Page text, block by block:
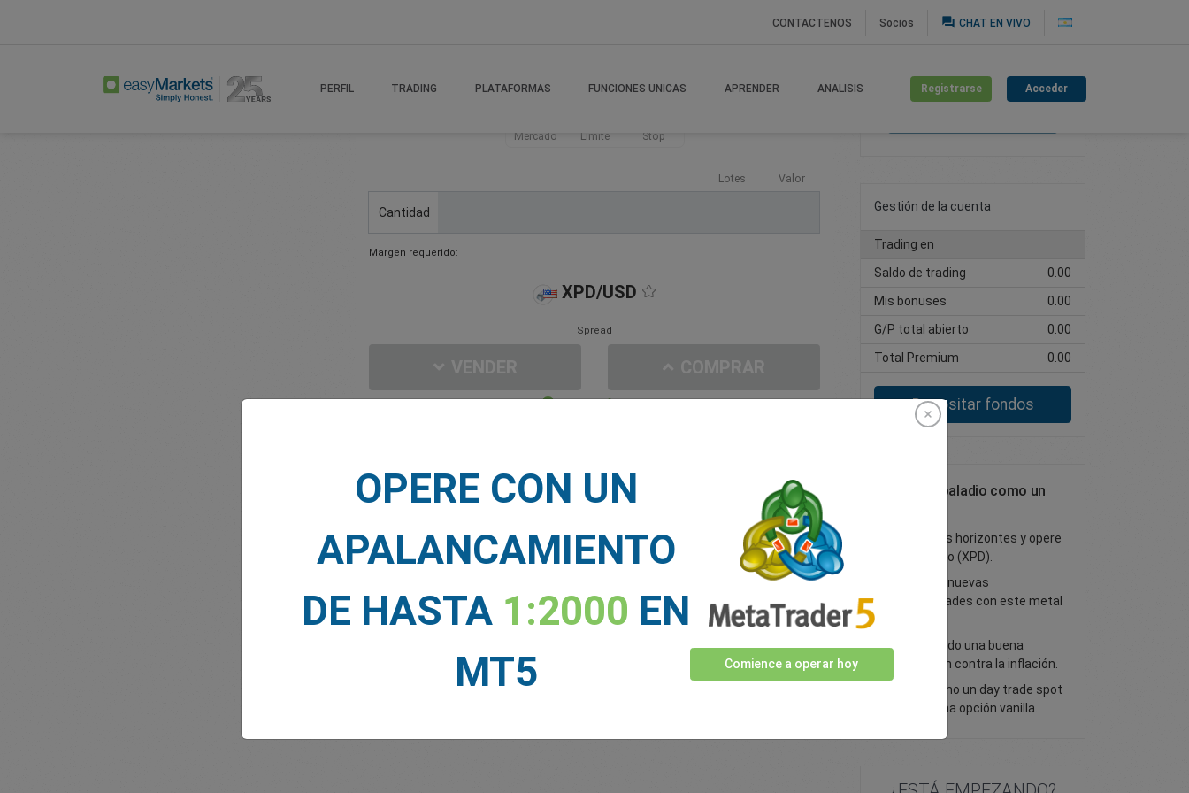
CONTACTENOS Socios question_answer CHAT EN VIVO
PERFIL TRADING PLATAFORMAS FUNCIONES UNICAS APRENDER ANALISIS Registrarse Acceder
Mercado Límite Stop
Lotes Valor
Cantidad
Margen requerido:
XPD/USD
Spread
Cree una cuenta de
Gestión de la cuenta
Trading en
Saldo de trading
0.00
Mis bonuses
0.00
G/P total abierto
0.00
Total Premium
0.00
Depositar fondos
Opera con paladio como un
Amplíe sus horizontes y opere
con paladio (XPD).
Descubra nuevas
oportunidades con este metal
Considerado una buena
protección contra la inflación.
Opera como un day trade spot
o como una opción vanilla.
OPERE CON UN
APALANCAMIENTO
DE HASTA 1:2000 EN
MT5
Comience a operar hoy